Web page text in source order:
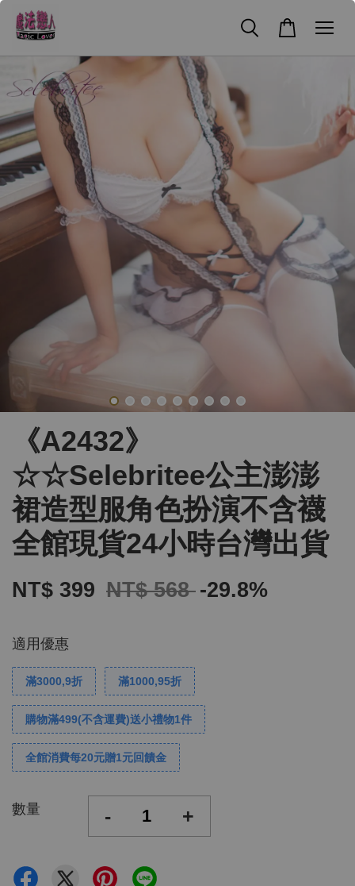
《A2432》
☆☆Selebritee公主澎澎
裙造型服角色扮演不含襪
全館現貨24小時台灣出貨
NT$ 399 NT$ 568 -29.8%
適用優惠
滿3000,9折 滿1000,95折
購物滿499(不含運費)送小禮物1件
全館消費每20元贈1元回饋金
數量 - +